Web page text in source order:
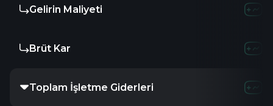
Gelirin Maliyeti
Brüt Kar
Toplam İşletme Giderleri